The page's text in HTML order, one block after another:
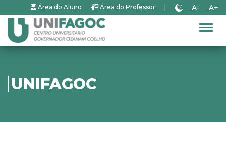
Área do Aluno Área do Professor A- A+
UNIFAGOC